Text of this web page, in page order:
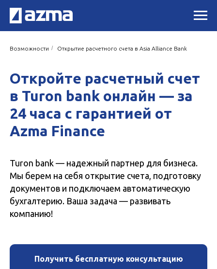
Возможности / Открытие расчетного счета в Asia Alliance Bank
Откройте расчетный счет
в Turon bank онлайн — за
24 часа с гарантией от
Azma Finance
Turon bank — надежный партнер для бизнеса.
Мы берем на себя открытие счета, подготовку
документов и подключаем автоматическую
бухгалтерию. Ваша задача — развивать
компанию!
Получить бесплатную консультацию